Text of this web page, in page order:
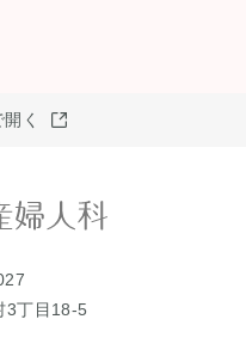
く
3丁目18-5